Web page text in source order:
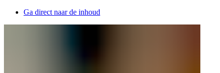
Ga direct naar de inhoud